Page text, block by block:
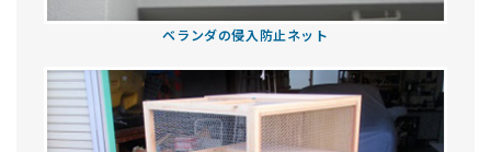
ベランダの侵入防止ネット